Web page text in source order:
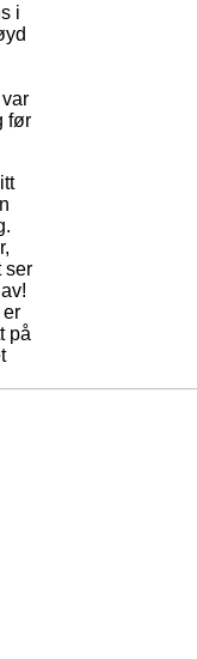
i
før
ser
er
på